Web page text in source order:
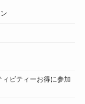
ィビティーお得に参加